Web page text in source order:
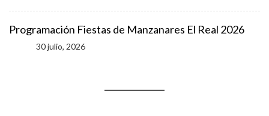
Programación Fiestas de Manzanares El Real 2026
30 julio, 2026